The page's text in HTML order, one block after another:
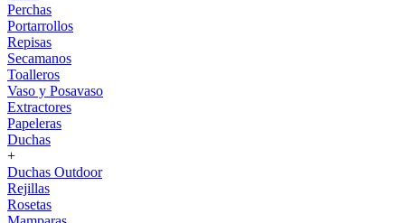
Perchas
Portarrollos
Repisas
Secamanos
Toalleros
Vaso y Posavaso
Extractores
Papeleras
Duchas
+
Duchas Outdoor
Rejillas
Rosetas